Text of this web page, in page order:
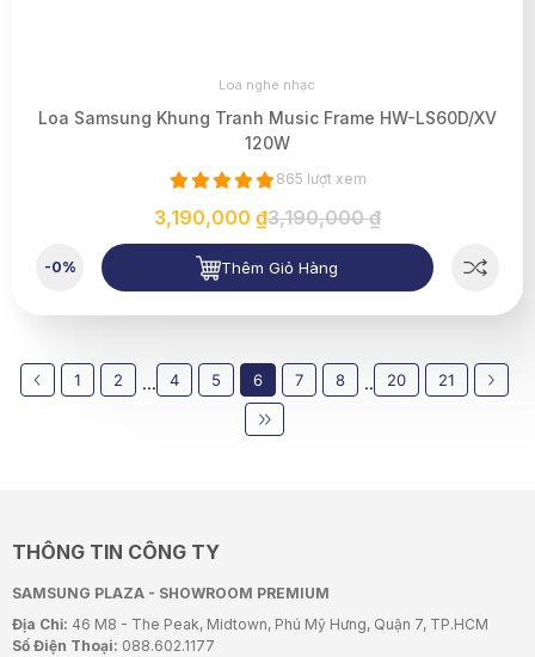
Loa nghe nhạc
Loa Samsung Khung Tranh Music Frame HW-LS60D/XV
120W
865 lượt xem
3,190,000 ₫3,190,000 ₫
-0% Thêm Giỏ Hàng
1 2 ... 4 5 6 7 8 .. 20 21
THÔNG TIN CÔNG TY
SAMSUNG PLAZA - SHOWROOM PREMIUM
Địa Chỉ: 46 M8 - The Peak, Midtown, Phú Mỹ Hưng, Quận 7, TP.HCM
Số Điện Thoại: 088.602.1177